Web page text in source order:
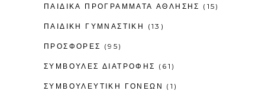
ΠΑΙΔΙΚΆ ΠΡΟΓΡΆΜΜΑΤΑ ΆΘΛΗΣΗΣ (15)
ΠΑΙΔΙΚΉ ΓΥΜΝΑΣΤΙΚΉ (13)
ΠΡΟΣΦΟΡΕΣ (95)
ΣΥΜΒΟΥΛΕΣ ΔΙΑΤΡΟΦΗΣ (61)
ΣΥΜΒΟΥΛΕΥΤΙΚΉ ΓΟΝΈΩΝ (1)